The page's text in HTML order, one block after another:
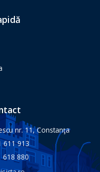
nr. 11, Constanţa
611 913
618 880